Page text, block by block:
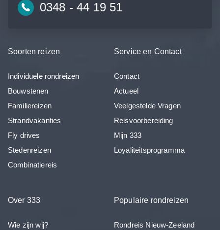
0348 - 44 19 51
Soorten reizen
Individuele rondreizen
Bouwstenen
Familiereizen
Strandvakanties
Fly drives
Stedenreizen
Combinatiereis
Service en Contact
Contact
Actueel
Veelgestelde Vragen
Reisvoorbereiding
Mijn 333
Loyaliteitsprogramma
Over 333
Wie zijn wij?
Populaire rondreizen
Rondreis Nieuw-Zeeland